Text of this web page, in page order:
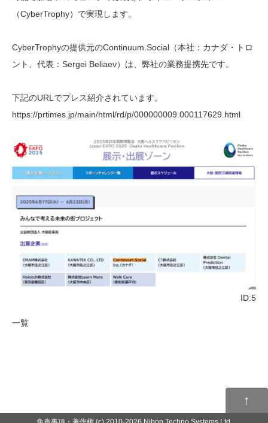
（CyberTrophy）で実現します。
CyberTrophyの提供元のContinuum.Social（本社：カナダ・トロ
ント、代表：Sergei Beliaev）は、弊社の業務提携先です。
下記のURLでプレス紹介されています。
https://prtimes.jp/main/html/rd/p/000000009.000117629.html
ID:5
一覧
↑
免責事項・著作権(c) 2010-2026 Nihon Techno Systems Ltd.